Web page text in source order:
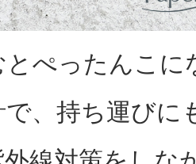
ぺったんこに
、持ち運びに